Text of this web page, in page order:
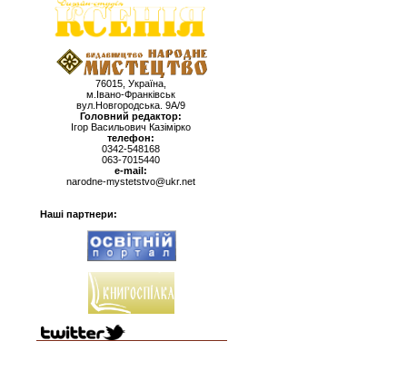
76015, Україна,
м.Івано-Франківськ
вул.Новгородська. 9А/9
Головний редактор:
Ігор Васильович Казімірко
телефон:
0342-548168
063-7015440
e-mail:
narodne-mystetstvo@ukr.net
Наші партнери: